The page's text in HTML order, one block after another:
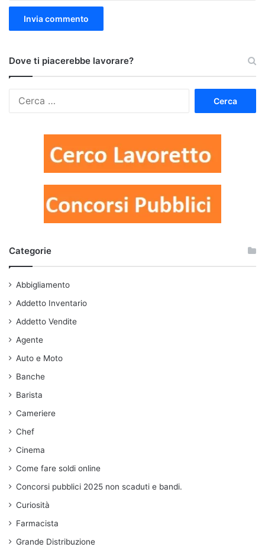
Dove ti piacerebbe lavorare?
Categorie
Abbigliamento
Addetto Inventario
Addetto Vendite
Agente
Auto e Moto
Banche
Barista
Cameriere
Chef
Cinema
Come fare soldi online
Concorsi pubblici 2025 non scaduti e bandi.
Curiosità
Farmacista
Grande Distribuzione